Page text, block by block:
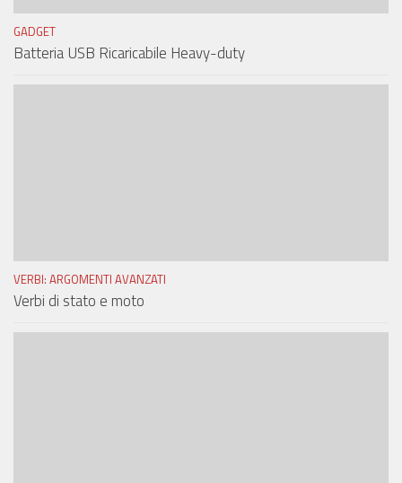
GADGET
Batteria USB Ricaricabile Heavy-duty
VERBI: ARGOMENTI AVANZATI
Verbi di stato e moto